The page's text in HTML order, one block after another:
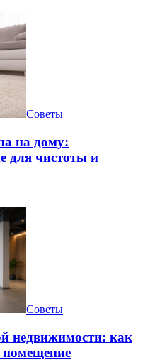
Советы
на дому:
для чистоты и
Советы
недвижимости: как
помещение